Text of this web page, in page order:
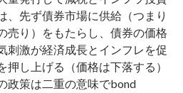
、先ず債券市場に供給（つまり
売り）をもたらし、債券の価格
刺激が経済成長とインフレを促
し上げる（価格は下落する）
政策は二重の意味でbond